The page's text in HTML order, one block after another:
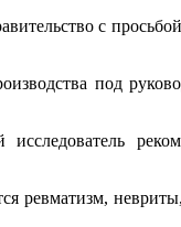
с
под
ревматизм,